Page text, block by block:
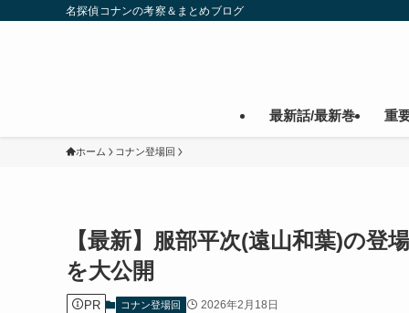
名探偵コナンの考察＆まとめブログ
最新話/最新巻 重
ホーム コナン登場回
【最新】服部平次(遠山和葉)の
を大公開
PR コナン登場回 2026年2月18日